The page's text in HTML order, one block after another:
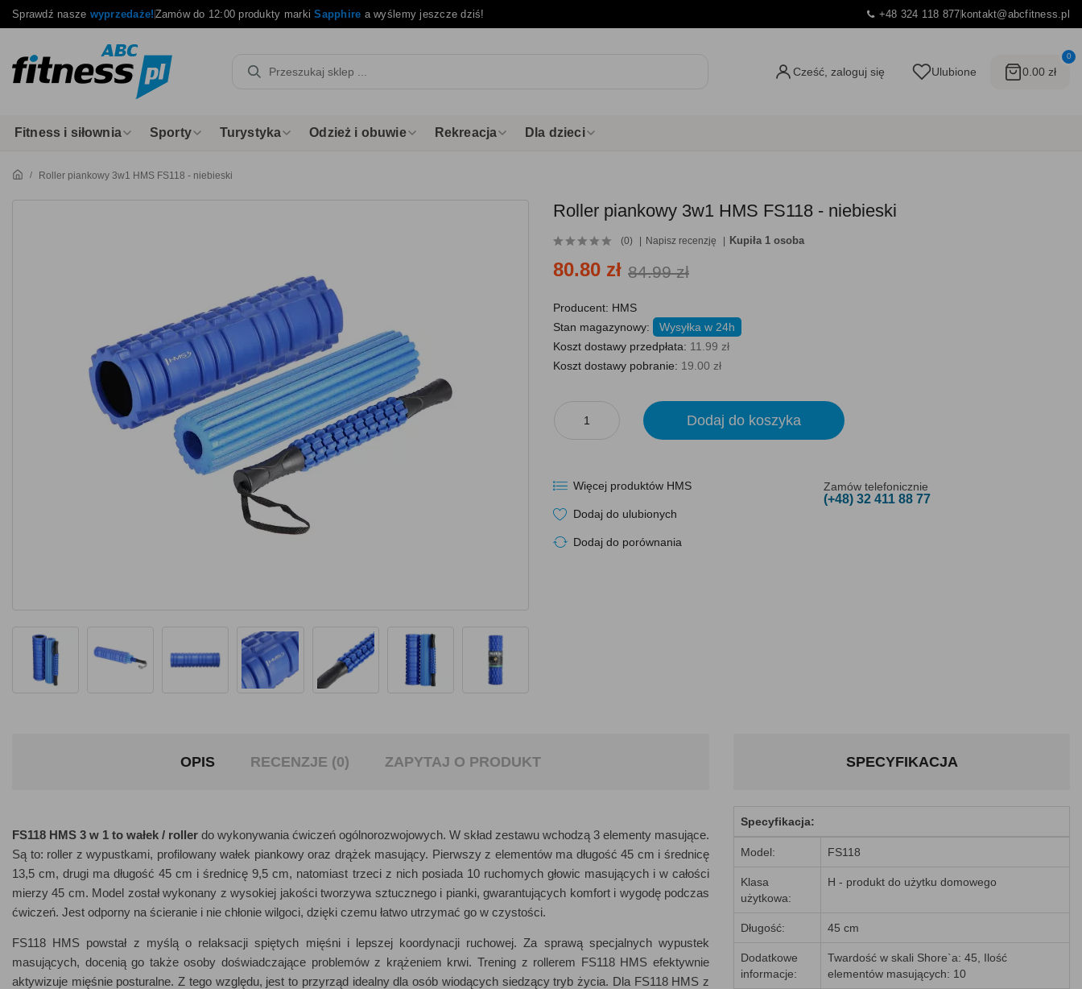
Sprawdź nasze wyprzedaże!Zamów do 12:00 produkty markiSapphire a wyślemy jeszcze dziś! +48 324 118 877kontakt@abcfitness.pl
Cześć, zaloguj się Ulubione
0
0.00 zł
Fitness i siłownia Sporty Turystyka Odzież i obuwie Rekreacja Dla dzieci
Roller piankowy 3w1 HMS FS118 - niebieski
Roller piankowy 3w1 HMS FS118 - niebieski
(0) Napisz recenzję Kupiła 1 osoba
80.80 zł 84.99 zł
Producent: HMS
Stan magazynowy:
Wysyłka w 24h
Koszt dostawy przedpłata: 11.99 zł
Koszt dostawy pobranie: 19.00 zł
Dodaj do koszyka
Więcej produktów HMS
Dodaj do ulubionych
Dodaj do porównania
Zamów telefonicznie
(+48) 32 411 88 77
OPIS RECENZJE (0) ZAPYTAJ O PRODUKT
FS118 HMS 3 w 1 to wałek / roller do wykonywania ćwiczeń ogólnorozwojowych. W skład zestawu wchodzą 3 elementy masujące.
Są to: roller z wypustkami, profilowany wałek piankowy oraz drążek masujący. Pierwszy z elementów ma długość 45 cm i średnicę
13,5 cm, drugi ma długość 45 cm i średnicę 9,5 cm, natomiast trzeci z nich posiada 10 ruchomych głowic masujących i w całości
mierzy 45 cm. Model został wykonany z wysokiej jakości tworzywa sztucznego i pianki, gwarantujących komfort i wygodę podczas
ćwiczeń. Jest odporny na ścieranie i nie chłonie wilgoci, dzięki czemu łatwo utrzymać go w czystości.
FS118 HMS powstał z myślą o relaksacji spiętych mięśni i lepszej koordynacji ruchowej. Za sprawą specjalnych wypustek
masujących, docenią go także osoby doświadczające problemów z krążeniem krwi. Trening z rollerem FS118 HMS efektywnie
aktywizuje mięśnie posturalne. Z tego względu, jest to przyrząd idealny dla osób wiodących siedzący tryb życia. Dla FS118 HMS z
SPECYFIKACJA
Specyfikacja:
Model: FS118
Klasa
użytkowa:
H - produkt do użytku domowego
Długość: 45 cm
Dodatkowe
informacje:
Twardość w skali Shore`a: 45, Ilość
elementów masujących: 10